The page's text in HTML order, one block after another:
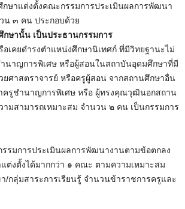
กษาแต่งตั้งคณะกรรมการประเมินผลการพัฒนา
น ๓ คน ประกอบด้วย
กษานั้น เป็นประธานกรรมการ
เคยดำรงตำแหน่งศึกษานิเทศก์ ที่มีวิทยฐานะไม่
นาญการพิเศษ หรือผู้สอนในสถาบันอุดมศึกษาที่มี
ยศาสตราจารย์ หรือครูผู้สอน จากสถานศึกษาอื่น
ครูชำนาญการพิเศษ หรือ ผู้ทรงคุณวุฒินอกสถาน
มสามารถเหมาะสม จำนวน ๒ คน เป็นกรรมการ
รมการประเมินผลการพัฒนางานตามข้อตกลง
ต่งตั้งได้มากกว่า ๑ คณะ ตามความเหมาะสม
/กลุ่มสาระการเรียนรู้ จำนวนข้าราชการครูและ